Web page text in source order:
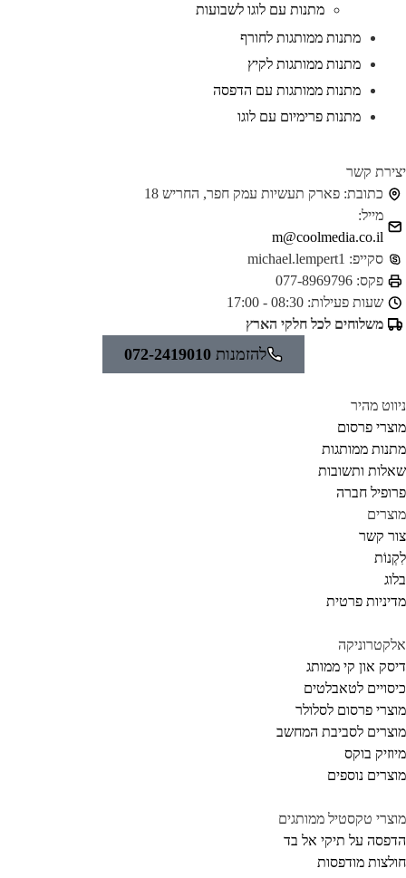
מתנות עם לוגו לשבועות
מתנות ממותגות לחורף
מתנות ממותגות לקיץ
מתנות ממותגות עם הדפסה
מתנות פרימיום עם לוגו
קשר
כתובת:פארק תעשיות עמק חפר, החריש 18
מייל:
m@coolmedia.co.il
סקייפ:michael.lempert1
פקס:077-8969796
שעות פעילות:08:30 - 17:00
משלוחים לכל חלקי הארץ
להזמנות072-2419010
מהיר
פרסום
ממותגות
ותשובות
חברה
קשר
פרטית
און קי ממותג
לטאבלטים
פרסום לסלולר
לסביבת המחשב
בוקס
נוספים
טקסטיל ממותגים
על תיקי אל בד
מודפסות